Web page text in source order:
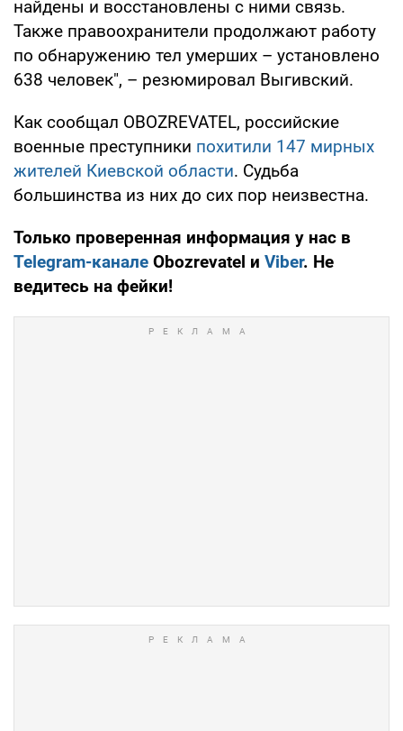
найдены и восстановлены с ними связь.
Также правоохранители продолжают работу
по обнаружению тел умерших – установлено
638 человек", – резюмировал Выгивский.
Как сообщал OBOZREVATEL, российские
военные преступники похитили 147 мирных
жителей Киевской области. Судьба
большинства из них до сих пор неизвестна.
Только проверенная информация у нас в
Telegram-канале Obozrevatel и Viber. Не
ведитесь на фейки!